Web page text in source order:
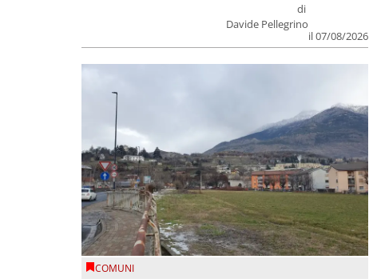
di
Davide Pellegrino
il 07/08/2026
COMUNI